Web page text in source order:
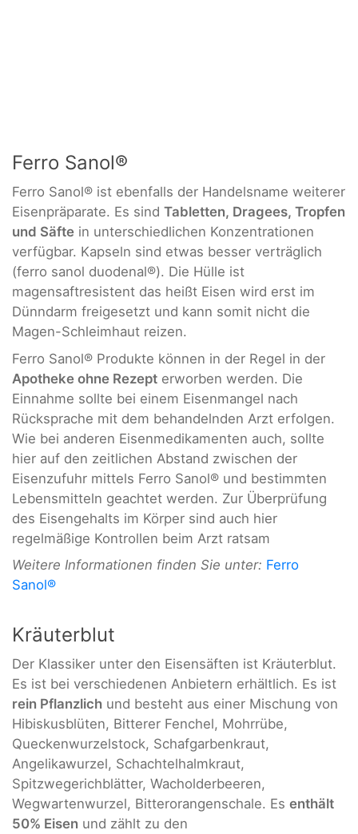
Ferro Sanol®
Ferro Sanol® ist ebenfalls der Handelsname weiterer
Eisenpräparate. Es sind Tabletten, Dragees, Tropfen
und Säfte in unterschiedlichen Konzentrationen
verfügbar. Kapseln sind etwas besser verträglich
(ferro sanol duodenal®). Die Hülle ist
magensaftresistent das heißt Eisen wird erst im
Dünndarm freigesetzt und kann somit nicht die
Magen-Schleimhaut reizen.
Ferro Sanol® Produkte können in der Regel in der
Apotheke ohne Rezept erworben werden. Die
Einnahme sollte bei einem Eisenmangel nach
Rücksprache mit dem behandelnden Arzt erfolgen.
Wie bei anderen Eisenmedikamenten auch, sollte
hier auf den zeitlichen Abstand zwischen der
Eisenzufuhr mittels Ferro Sanol® und bestimmten
Lebensmitteln geachtet werden. Zur Überprüfung
des Eisengehalts im Körper sind auch hier
regelmäßige Kontrollen beim Arzt ratsam
Weitere Informationen finden Sie unter: Ferro
Sanol®
Kräuterblut
Der Klassiker unter den Eisensäften ist Kräuterblut.
Es ist bei verschiedenen Anbietern erhältlich. Es ist
rein Pflanzlich und besteht aus einer Mischung von
Hibiskusblüten, Bitterer Fenchel, Mohrrübe,
Queckenwurzelstock, Schafgarbenkraut,
Angelikawurzel, Schachtelhalmkraut,
Spitzwegerichblätter, Wacholderbeeren,
Wegwartenwurzel, Bitterorangenschale. Es enthält
50% Eisen und zählt zu den